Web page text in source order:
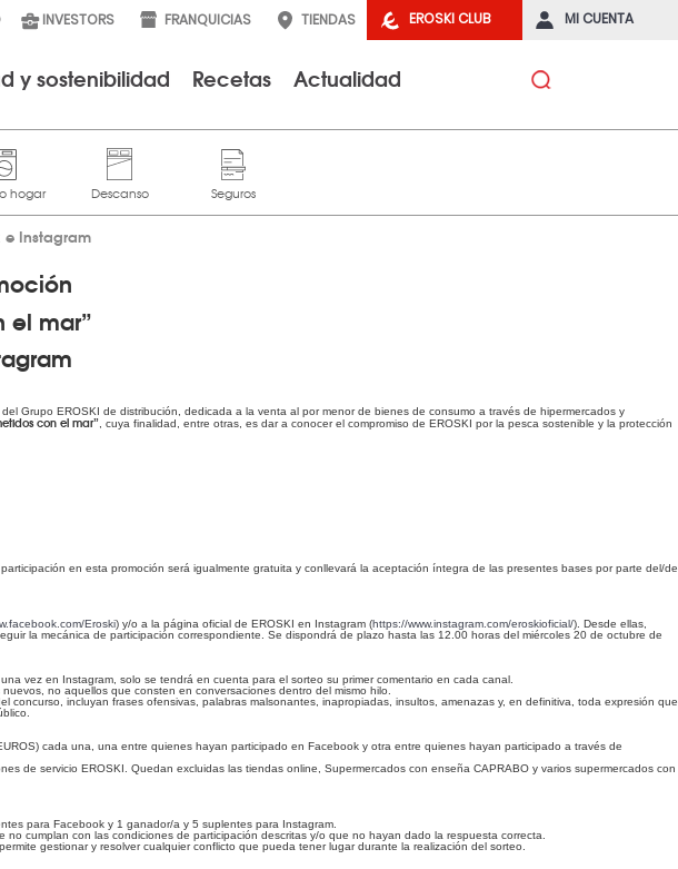
EROSKI CLUB MI CUENTA
INVESTORS FRANQUICIAS TIENDAS
y sostenibilidad Recetas Actualidad
e Instagram
el mar”
Grupo EROSKI de distribución, dedicada a la venta al por menor de bienes de consumo a través de hipermercados y
con el mar” , cuya finalidad, entre otras, es dar a conocer el compromiso de EROSKI por la pesca sostenible y la protección
en esta promoción será igualmente gratuita y conllevará la aceptación íntegra de las presentes bases por parte del/de
Eroski) y/o a la página oficial de EROSKI en Instagram (https://www.instagram.com/eroskioficial/). Desde ellas,
la mecánica de participación correspondiente. Se dispondrá de plazo hasta las 12.00 horas del miércoles 20 de octubre de
vez en Instagram, solo se tendrá en cuenta para el sorteo su primer comentario en cada canal.
no aquellos que consten en conversaciones dentro del mismo hilo.
incluyan frases ofensivas, palabras malsonantes, inapropiadas, insultos, amenazas y, en definitiva, toda expresión que
cada una, una entre quienes hayan participado en Facebook y otra entre quienes hayan participado a través de
de servicio EROSKI. Quedan excluidas las tiendas online, Supermercados con enseña CAPRABO y varios supermercados con
para Facebook y 1 ganador/a y 5 suplentes para Instagram.
cumplan con las condiciones de participación descritas y/o que no hayan dado la respuesta correcta.
gestionar y resolver cualquier conflicto que pueda tener lugar durante la realización del sorteo.